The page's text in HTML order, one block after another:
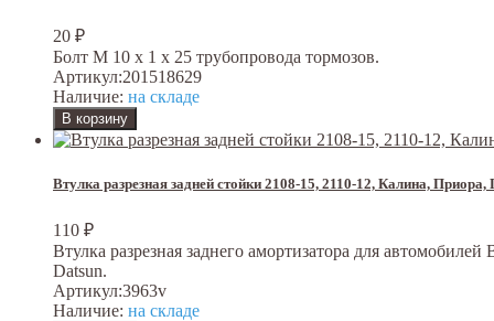
20 ₽
Болт М 10 х 1 х 25 трубопровода тормозов.
Артикул:201518629
Наличие: на складе
Втулка разрезная задней стойки 2108-15, 2110-12, Калина,
110 ₽
Втулка разрезная заднего амортизатора для
Datsun.
Артикул:3963v
Наличие: на складе